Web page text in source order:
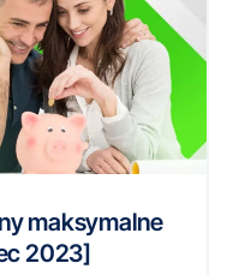
maksymalne
2023]